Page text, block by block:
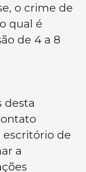
o crime de
qual é
de 4 a 8
desta
de
a